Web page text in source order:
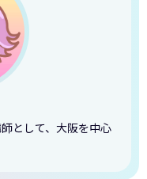
として、大阪を中心